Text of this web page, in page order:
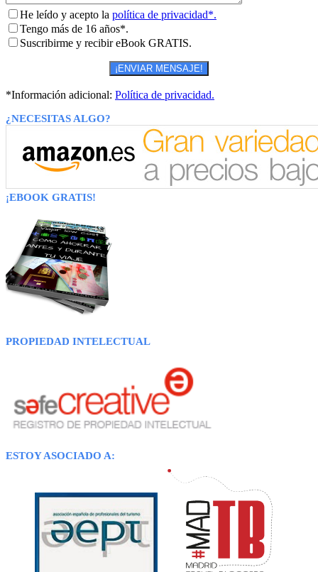
He leído y acepto la política de privacidad*.
Tengo más de 16 años*.
Suscribirme y recibir eBook GRATIS.
*Información adicional: Política de privacidad.
¿NECESITAS ALGO?
¡EBOOK GRATIS!
PROPIEDAD INTELECTUAL
ESTOY ASOCIADO A: